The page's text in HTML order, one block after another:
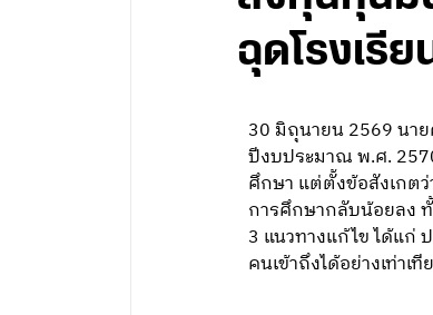
ฉุดโรงเรีย
30 มิถุนายน 2569 นา
ปีงบประมาณ พ.ศ.
ศึกษา แต่ตั้งข้อสังเกต
การศึกษากลับน้อยลง
3 แนวทางแก้ไข ได้แก่
คนเข้าถึงได้อย่างเท่าเที